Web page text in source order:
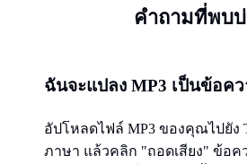
คำถามที่พบ
ฉันจะแปลง MP3 เป็นข้อคว
อัปโหลดไฟล์ MP3 ของคุณไปยัง
ภาษา แล้วคลิก "ถอดเสียง" ข้อ